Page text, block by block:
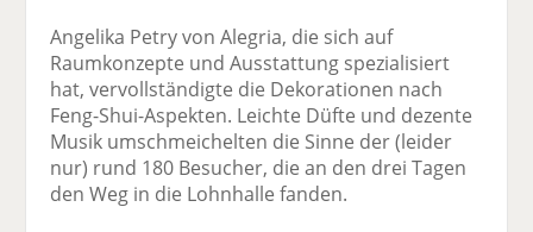
Angelika Petry von Alegria, die sich auf
Raumkonzepte und Ausstattung spezialisiert
hat, vervollständigte die Dekorationen nach
Feng-Shui-Aspekten. Leichte Düfte und dezente
Musik umschmeichelten die Sinne der (leider
nur) rund 180 Besucher, die an den drei Tagen
den Weg in die Lohnhalle fanden.